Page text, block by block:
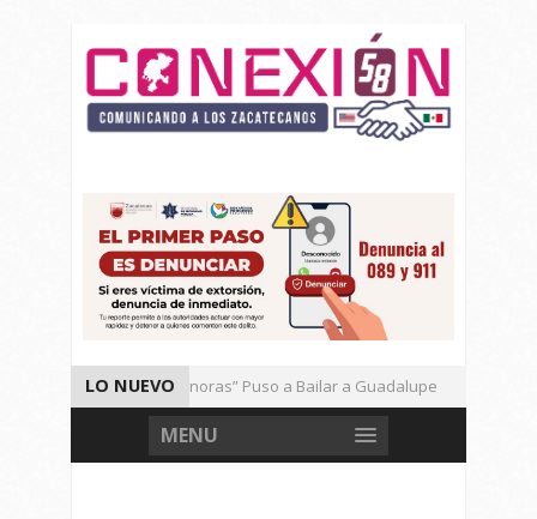
LO NUEVO
El Ritmo de las “Sonoras” Puso a Bailar a Guadalupe
Vencen los Mineros a Correcaminos 95-76
Gran Festival
MENU